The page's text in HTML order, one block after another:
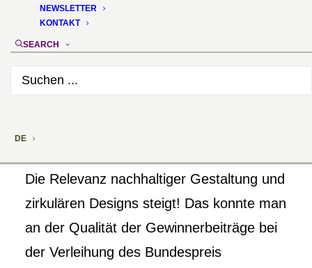
NEWSLETTER
KONTAKT
SEARCH
DE
Die Relevanz nachhaltiger Gestaltung und
zirkulären Designs steigt! Das konnte man
an der Qualität der Gewinnerbeiträge bei
der Verleihung des Bundespreis